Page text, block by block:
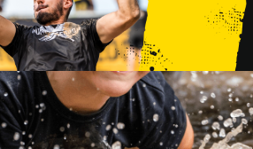
ZALEW ZEMBORZYCKI
ARENA GDAŃSK/SOPOT
DEMO WARSZAWA 24/26.09.2026
KOPALNIA ROLANTOWICE